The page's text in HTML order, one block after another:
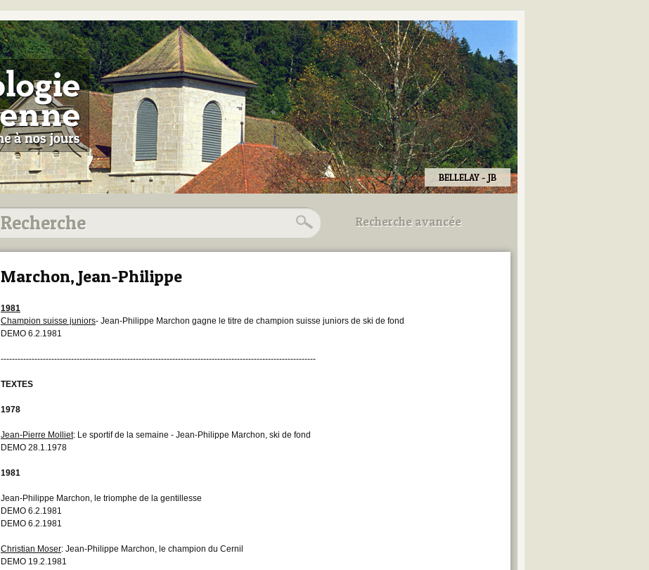
BELLELAY - JB
Recherche avancée
Utilisez les champs ci-dessous
Marchon, Jean-Philippe
1981
Champion suisse juniors- Jean-Philippe Marchon gagne le titre de champion suisse juniors de ski de fond
DEMO 6.2.1981
----------------------------------------------------------------------------------------------------------------
TEXTES
1978
Jean-Pierre Molliet: Le sportif de la semaine - Jean-Philippe Marchon, ski de fond
DEMO 28.1.1978
1981
Jean-Philippe Marchon, le triomphe de la gentillesse
DEMO 6.2.1981
DEMO 6.2.1981
Christian Moser: Jean-Philippe Marchon, le champion du Cernil
DEMO 19.2.1981